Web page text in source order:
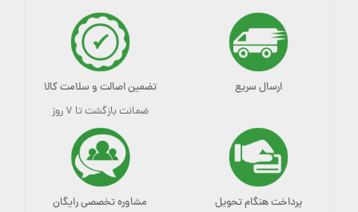
ارسال سریع تضمین اصالت و سلامت کالا
ضمانت بازگشت تا ۷ روز
پرداخت هنگام تحویل مشاوره تخصصی رایگان